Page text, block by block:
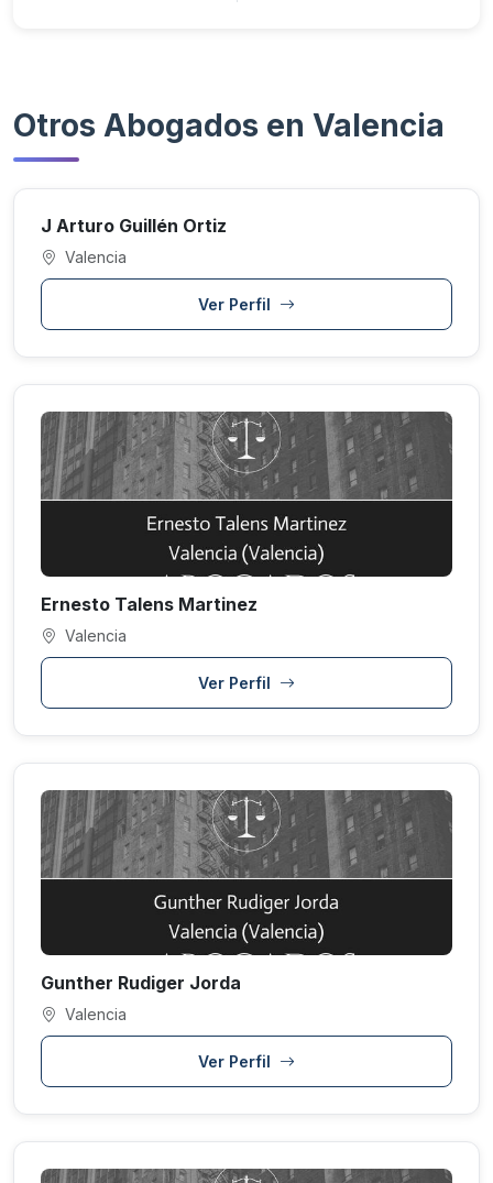
Otros Abogados en Valencia
J Arturo Guillén Ortiz
Valencia
Ver Perfil
Ernesto Talens Martinez
Valencia
Ver Perfil
Gunther Rudiger Jorda
Valencia
Ver Perfil